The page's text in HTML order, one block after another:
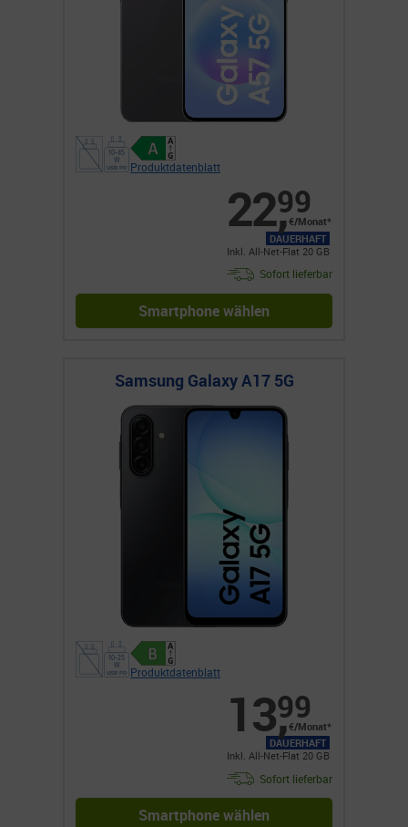
Produktdatenblatt
22,
99
€/Monat*
DAUERHAFT
Inkl. All-Net-Flat 20 GB
Sofort lieferbar
Smartphone wählen
Samsung Galaxy A17 5G
Produktdatenblatt
13,
99
€/Monat*
DAUERHAFT
Inkl. All-Net-Flat 20 GB
Sofort lieferbar
Smartphone wählen